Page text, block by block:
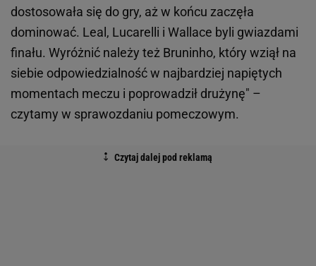
dostosowała się do gry, aż w końcu zaczęła
dominować. Leal, Lucarelli i Wallace byli gwiazdami
finału. Wyróżnić należy też Bruninho, który wziął na
siebie odpowiedzialność w najbardziej napiętych
momentach meczu i poprowadził drużynę" –
czytamy w sprawozdaniu pomeczowym.